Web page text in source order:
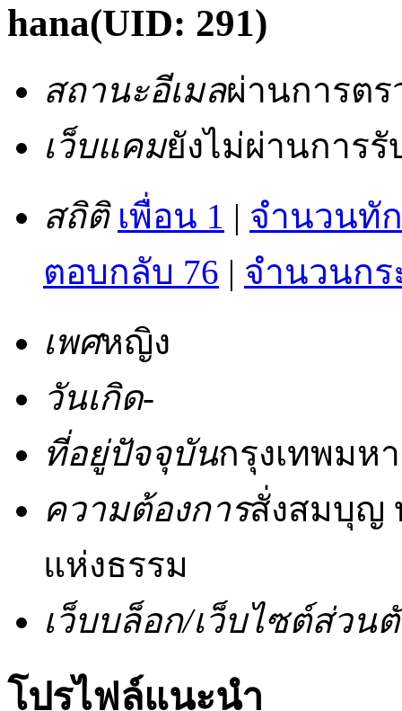
hana(UID: 291)
สถานะอีเมลผ่านการต
เว็บแคมยังไม่ผ่านการรั
สถิติ เพื่อน 1 | จำนวนทั
ตอบกลับ 76 | จำนวนกร
เพศหญิง
วันเกิด-
ที่อยู่ปัจจุบันกรุงเทพมห
ความต้องการสั่งสมบุญ
แห่งธรรม
เว็บบล็อก/เว็บไซต์ส่วน
โปรไฟล์แนะนำ